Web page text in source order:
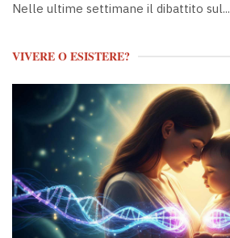
Nelle ultime settimane il dibattito sul...
VIVERE O ESISTERE?